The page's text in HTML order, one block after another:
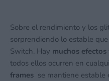
Sobre el rendimiento y los
sorprendiendo lo estable
Switch. Hay muchos
todos ellos ocurren en
frames se mantiene